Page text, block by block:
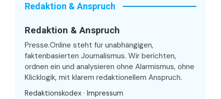
Redaktion & Anspruch
Redaktion & Anspruch
Presse.Online steht für unabhängigen,
faktenbasierten Journalismus. Wir berichten,
ordnen ein und analysieren ohne Alarmismus, ohne
Klicklogik, mit klarem redaktionellem Anspruch.
Redaktionskodex · Impressum